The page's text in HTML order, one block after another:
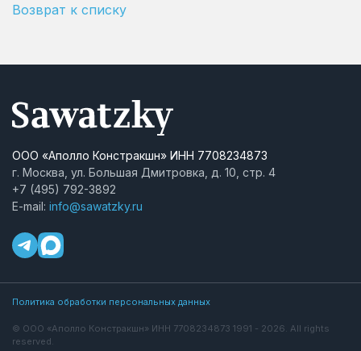
Возврат к списку
ООО «Аполло Констракшн» ИНН 7708234873
г. Москва, ул. Большая Дмитровка, д. 10, стр. 4
+7 (495) 792-3892
E-mail: info@sawatzky.ru
Политика обработки персональных данных
© ООО «Аполло Констракшн» ИНН 7708234873 1991 - 2026. All rights
reserved.